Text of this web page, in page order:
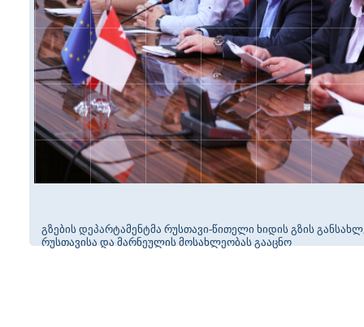
გზების დეპარტამენტმა რუსთავი-წითელი ხიდის გზის
რუსთავისა და მარნეულის მოსახლეობას გააცნო